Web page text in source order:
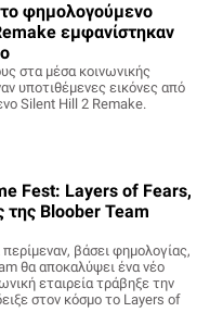
φημολογούμενο
εμφανίστηκαν
στα μέσα κοινωνικής
υποτιθέμενες εικόνες από
Silent Hill 2 Remake.
Fest: Layers of Fears,
της Bloober Team
βάσει φημολογίας,
θα αποκαλύψει ένα νέο
εταιρεία τράβηξε την
στον κόσμο το Layers of